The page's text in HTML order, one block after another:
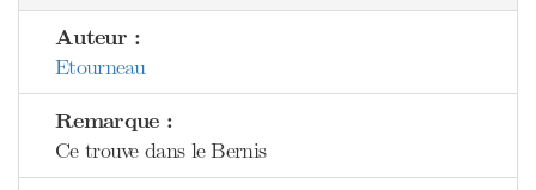
Auteur :
Etourneau
Remarque :
Ce trouve dans le Bernis